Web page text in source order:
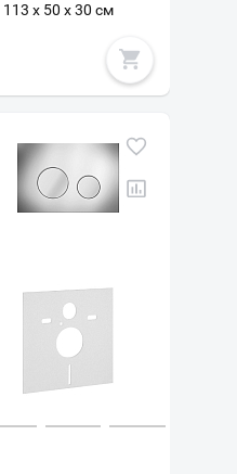
113 x 50 x 30 см